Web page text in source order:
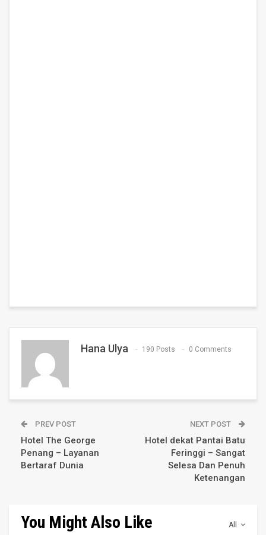
Hana Ulya 190 Posts 0 Comments
PREV POST
Hotel The George
Penang – Layanan
Bertaraf Dunia
NEXT POST
Hotel dekat Pantai Batu
Feringgi – Sangat
Selesa Dan Penuh
Ketenangan
All
You Might Also Like